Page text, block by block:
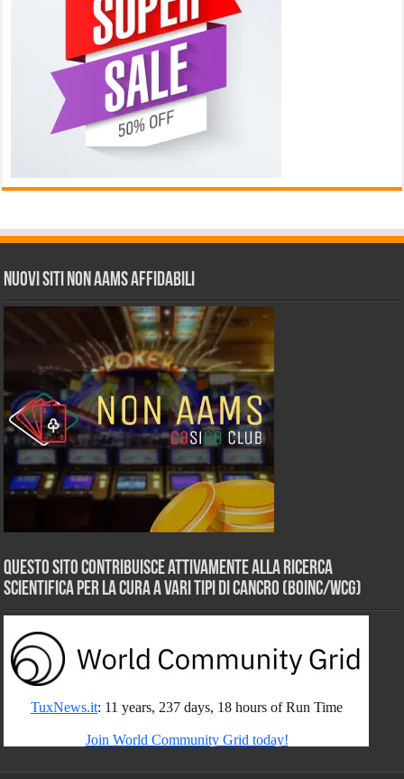
Nuovi siti non AAMS affidabili
Questo sito contribuisce attivamente alla ricerca
scientifica per la cura a vari tipi di Cancro (BOINC/WCG)